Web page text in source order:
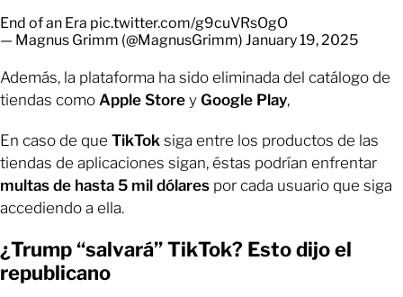
End of an Era pic.twitter.com/g9cuVRsOgO
— Magnus Grimm (@MagnusGrimm) January 19, 2025
Además, la plataforma ha sido eliminada del catálogo de
tiendas como Apple Store y Google Play,
En caso de que TikTok siga entre los productos de las
tiendas de aplicaciones sigan, éstas podrían enfrentar
multas de hasta 5 mil dólares por cada usuario que siga
accediendo a ella.
¿Trump “salvará” TikTok? Esto dijo el
republicano